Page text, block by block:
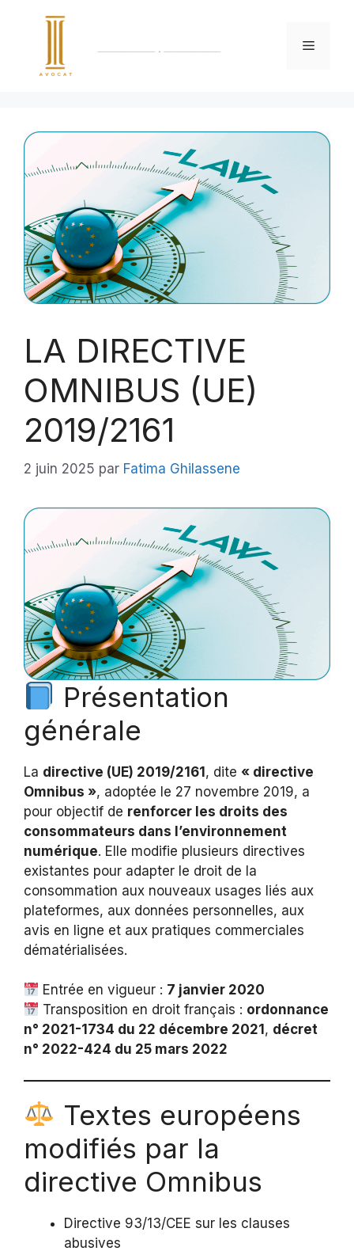
LA DIRECTIVE
OMNIBUS (UE)
2019/2161
2 juin 2025 par Fatima Ghilassene
Présentation
générale
La directive (UE) 2019/2161, dite « directive
Omnibus », adoptée le 27 novembre 2019, a
pour objectif de renforcer les droits des
consommateurs dans l’environnement
numérique. Elle modifie plusieurs directives
existantes pour adapter le droit de la
consommation aux nouveaux usages liés aux
plateformes, aux données personnelles, aux
avis en ligne et aux pratiques commerciales
dématérialisées.
Entrée en vigueur : 7 janvier 2020
Transposition en droit français : ordonnance
n° 2021-1734 du 22 décembre 2021 , décret
n° 2022-424 du 25 mars 2022
Textes européens
modifiés par la
directive Omnibus
Directive 93/13/CEE sur les clauses
abusives